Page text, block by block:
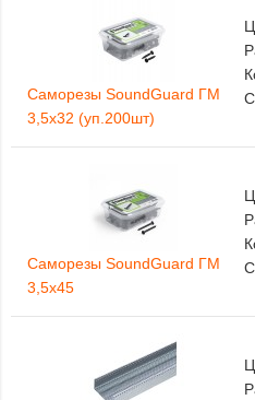
Саморезы SoundGuard ГМ
3,5х32 (уп.200шт)
Саморезы SoundGuard ГМ
3,5х45